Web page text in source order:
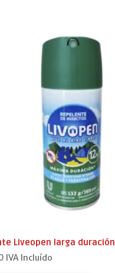
Liveopen larga duración
IVA Incluído